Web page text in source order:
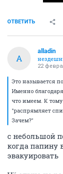
ОТВЕТИТЬ
A
alladin
22
Это называется
Именно
что имеем. К
"распрямляет
Зачем?"
с небольшой
когда папину
эвакуировать